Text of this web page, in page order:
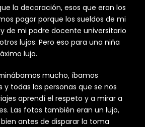
la decoración, esos que eran los
pagar porque los sueldos de mi
de mi padre docente universitario
lujos. Pero eso para una niña
lujo.
mucho, íbamos
y todas las personas que se nos
aprendí el respeto y a mirar a
Las fotos también eran un lujo,
antes de disparar la toma